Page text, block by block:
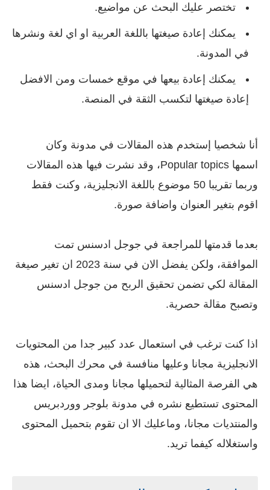
تختصر عليك البحث عن مواضيع.
يمكنك إعادة صيغتها باللغة العربية او اي لغة ونشرها
في المدونة.
يمكنك إعادة بيعها في موقع خمسات ومن الافضل
إعادة صيغتها لتكسب الثقة في المنصة.
أنا شخصيا إستخدم هذه المقالات في مدونة وكان
اسمها Popular topics، وقد نشرت فيها هذه المقالات
وربما تقريبا 50 موضوع باللغة الانجليزية، وكنت فقط
اقوم بتغير العنوان واضافة صورة.
بعدما قدمتها للمراجعة في جوجل ادسنس تمت
الموافقة، ولكن يفضل الان في سنة 2023 ان تغير صيغة
المقالة لكي تضمن تحقيق الربح من جوجل ادسنس
وتصبح مقالة حصرية.
اذا كنت ترغب في استعمال عدد كبير جدا من المحتويات
الانجليزية مجانا وعليها منافسة في محرك البحث، هذه
هي الفرصة المثالية لتحميلها مجانا ومدى الحياة، ايضا هذا
المحتوى تستطيع نشره في مدونة بلوجر ووردبريس
والمنتديات مجانا، وماعليك الا ان تقوم بتحميل المحتوى
واستغلاله كيفما تريد.